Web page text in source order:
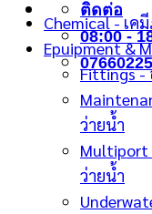
ติดต่อ
08:00 -
Chemical - เค
Epuipment &
Fittings -
ว่ายน้ำ
Multiport
ว่ายน้ำ